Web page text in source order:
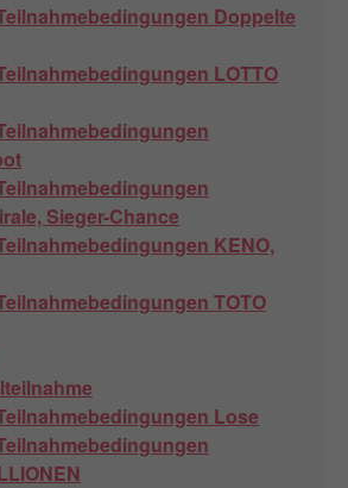
Doppelte
LOTTO
Sieger-Chance
KENO,
TOTO
Lose